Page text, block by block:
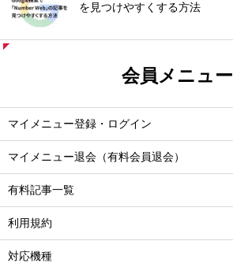
を見つけやすくする方法
会員メニュー
マイメニュー登録・ログイン
マイメニュー退会（有料会員退会）
有料記事一覧
利用規約
対応機種